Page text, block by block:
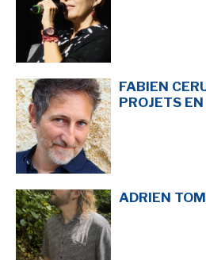
SÉRIE TV
ÉVÉNEMENTS
CONVENTION
SPECTACLE
DÉBAT
EMISSION
AUTEURS&
AUTEURS & ARTISTES
FABIEN
PROJETS
ADRIEN